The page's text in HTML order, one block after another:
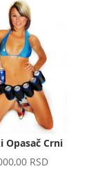
Opasač Crni
RSD